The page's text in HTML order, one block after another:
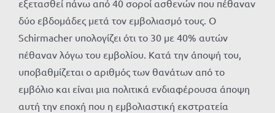
εξετασθεί πάνω από 40 σοροί ασθενών που πέθαναν
δύο εβδομάδες μετά τον εμβολιασμό τους. Ο
Schirmacher υπολογίζει ότι το 30 με 40% αυτών
πέθαναν λόγω του εμβολίου. Κατά την άποψή του,
υποβαθμίζεται ο αριθμός των θανάτων από το
εμβόλιο και είναι μια πολιτικά ενδιαφέρουσα άποψη
αυτή την εποχή που η εμβολιαστική εκστρατεία